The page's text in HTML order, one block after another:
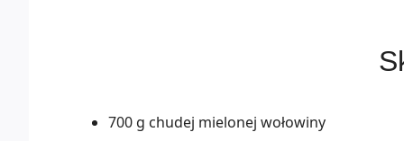
700 g chudej mielonej wołowiny